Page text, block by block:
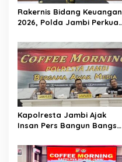
Rakernis Bidang Keuangan
2026, Polda Jambi Perkuat
Transparan, Akuntabel,
dan Berintegritas
Kapolresta Jambi Ajak
Insan Pers Bangun Bangsa
Narkoba dan Tangkal
Hoax